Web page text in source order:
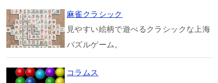
麻雀クラシック
見やすい絵柄で遊べるクラシックな上海
パズルゲーム。
コラムス